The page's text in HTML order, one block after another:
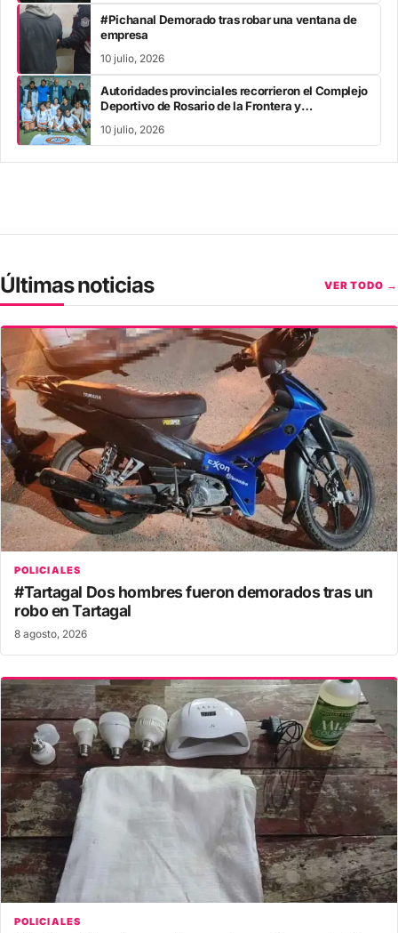
#Pichanal Demorado tras robar una ventana de
empresa
10 julio, 2026
Autoridades provinciales recorrieron el Complejo
Deportivo de Rosario de la Frontera y
10 julio, 2026
Últimas noticias VER TODO →
POLICIALES
#Tartagal Dos hombres fueron demorados tras un
robo en Tartagal
8 agosto, 2026
POLICIALES